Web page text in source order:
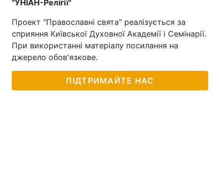
"УНІАН-Релігії"
Проект "Православні свята" реалізується за
сприяння Київської Духовної Академії і Семінарії.
При використанні матеріалу посилання на
джерело обов'язкове.
ПІДТРИМАЙТЕ НАС